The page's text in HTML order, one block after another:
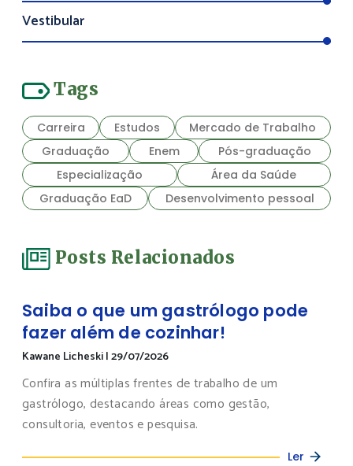
Vestibular
Tags
Carreira Estudos
Mercado de Trabalho
Graduação
Enem
Pós-graduação
Especialização
Área da Saúde
Graduação EaD
Desenvolvimento pessoal
Posts Relacionados
Saiba o que um gastrólogo pode
fazer além de cozinhar!
Kawane Licheski|29/07/2026
Confira as múltiplas frentes de trabalho de um
gastrólogo, destacando áreas como gestão,
consultoria, eventos e pesquisa.
Ler